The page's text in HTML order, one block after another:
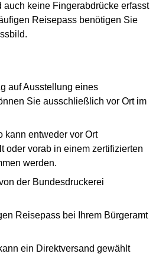
auch keine Fingerabdrücke erfasst
Reisepass benötigen Sie
auf Ausstellung eines
Sie ausschließlich vor Ort im
kann entweder vor Ort
oder vorab in einem zertifizierten
werden.
der Bundesdruckerei
Reisepass bei Ihrem Bürgeramt
ein Direktversand gewählt